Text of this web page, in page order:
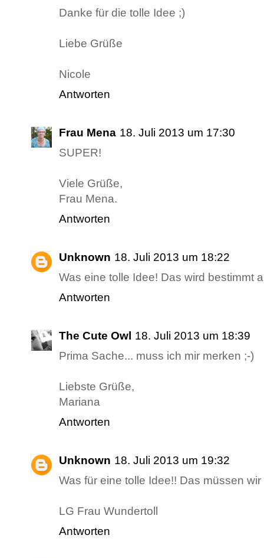
Danke für die tolle Idee ;)
Liebe Grüße
Nicole
Antworten
Frau Mena 18. Juli 2013 um 17:30
SUPER!
Viele Grüße,
Frau Mena.
Antworten
Unknown 18. Juli 2013 um 18:22
Was eine tolle Idee! Das wird bestimmt
Antworten
The Cute Owl 18. Juli 2013 um 18:39
Prima Sache... muss ich mir merken ;-)
Liebste Grüße,
Mariana
Antworten
Unknown 18. Juli 2013 um 19:32
Was für eine tolle Idee!! Das müssen
LG Frau Wundertoll
Antworten